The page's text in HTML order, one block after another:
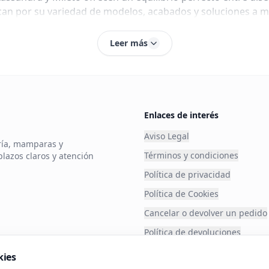
por su variedad de modelos, acabados y soluciones a
perfiles de aluminio o acero inoxidable, tratamiento
la serie Delta, prescinden de perfil inferior, facilitando
abatibles; perfilería resistente y vidrio de 6 u 8 mm.
Leer más
mamparas y
claros y atención
Enlaces de interés
Aviso Legal
Términos y condiciones
Política de privacidad
Política de Cookies
Cancelar o devolver un pedido
Política de devoluciones